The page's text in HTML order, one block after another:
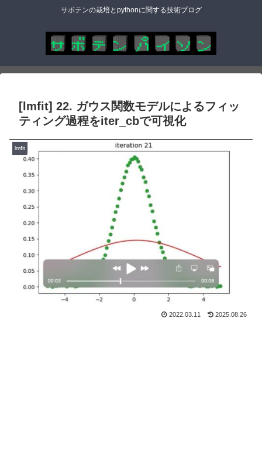
サボテンの栽培とpythonに関する技術ブログ
[lmfit] 22. ガウス関数モデルによるフィッ
ティング過程をiter_cbで可視化
lmfit
2022.03.11 2025.08.26